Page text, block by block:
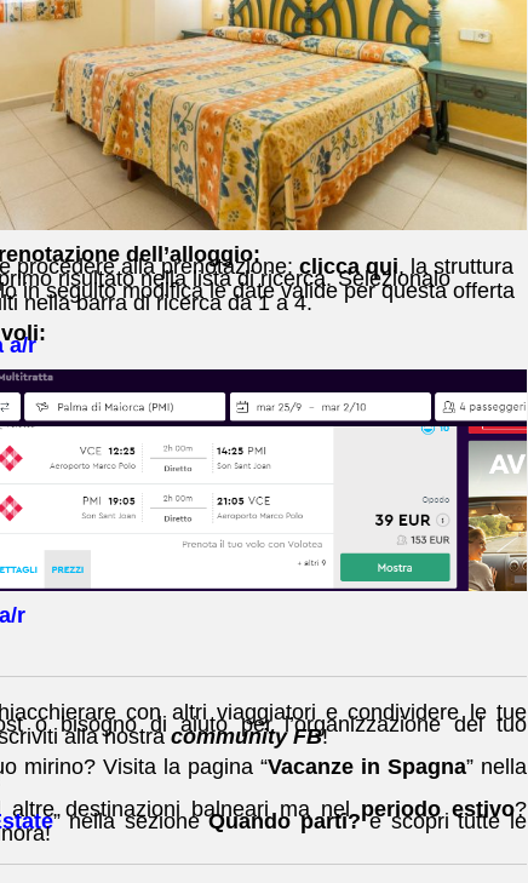
dell’alloggio:
procedere alla prenotazione: clicca qui, la struttura
risultato nella lista di ricerca. Selezionalo
in seguito modifica le date valide per questa offerta
nella barra di ricerca da 1 a 4.
a/r
r
con altri viaggiatori e condividere le tue
o bisogno di aiuto per l’organizzazione del tuo
alla nostra community FB!
mirino? Visita la pagina “Vacanze in Spagna” nella
altre destinazioni balneari ma nelperiodo estivo?
” nella sezioneQuando parti?e scopri tutte le